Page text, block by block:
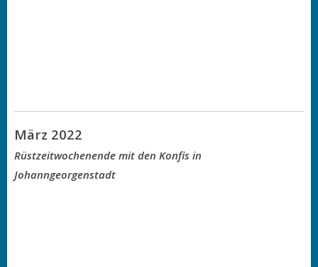
März 2022
Rüstzeitwochenende mit den Konfis in
Johanngeorgenstadt